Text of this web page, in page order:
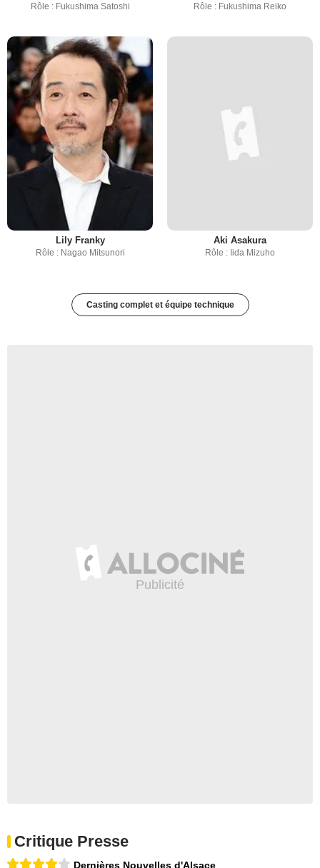
Rôle : Fukushima Satoshi Rôle : Fukushima Reiko
Lily Franky
Rôle : Nagao Mitsunori
Aki Asakura
Rôle : Iida Mizuho
Casting complet et équipe technique
Critique Presse
Dernières Nouvelles d'Alsace